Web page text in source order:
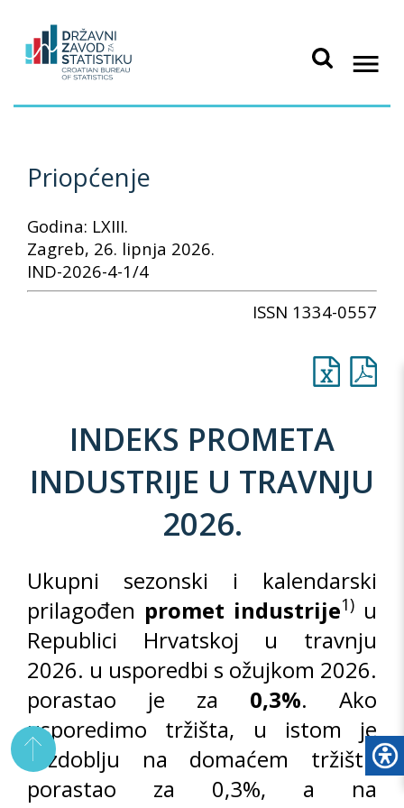
Priopćenje
Godina: LXIII.
Zagreb, 26. lipnja 2026.
IND-2026-4-1/4
ISSN 1334-0557
INDEKS PROMETA
INDUSTRIJE U TRAVNJU
2026.
Ukupni sezonski i kalendarski
prilagođen promet industrije1) u
Republici Hrvatskoj u travnju
2026. u usporedbi s ožujkom 2026.
porastao je za 0,3%. Ako
usporedimo tržišta, u istom je
razdoblju na domaćem tržištu
porastao za 0,3%, a na